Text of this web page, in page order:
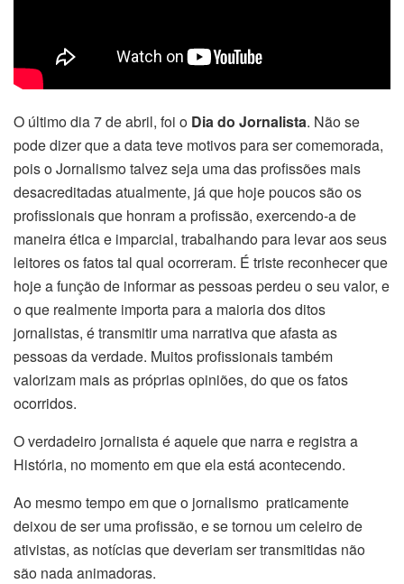
O último dia 7 de abril, foi o Dia do Jornalista. Não se
pode dizer que a data teve motivos para ser comemorada,
pois o Jornalismo talvez seja uma das profissões mais
desacreditadas atualmente, já que hoje poucos são os
profissionais que honram a profissão, exercendo-a de
maneira ética e imparcial, trabalhando para levar aos seus
leitores os fatos tal qual ocorreram. É triste reconhecer que
hoje a função de informar as pessoas perdeu o seu valor, e
o que realmente importa para a maioria dos ditos
jornalistas, é transmitir uma narrativa que afasta as
pessoas da verdade. Muitos profissionais também
valorizam mais as próprias opiniões, do que os fatos
ocorridos.
O verdadeiro jornalista é aquele que narra e registra a
História, no momento em que ela está acontecendo.
Ao mesmo tempo em que o jornalismo praticamente
deixou de ser uma profissão, e se tornou um celeiro de
ativistas, as notícias que deveriam ser transmitidas não
são nada animadoras.